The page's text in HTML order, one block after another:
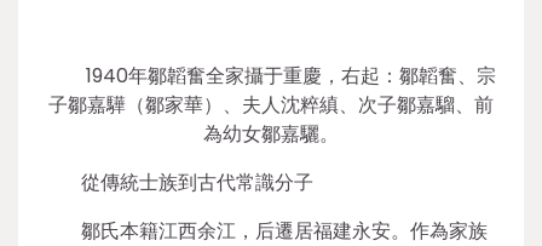
1940年鄒韜奮全家攝于重慶，右起：鄒韜奮、宗
子鄒嘉驊（鄒家華）、夫人沈粹縝、次子鄒嘉騮、前
為幼女鄒嘉驪。
從傳統士族到古代常識分子
鄒氏本籍江西余江，后遷居福建永安。作為家族